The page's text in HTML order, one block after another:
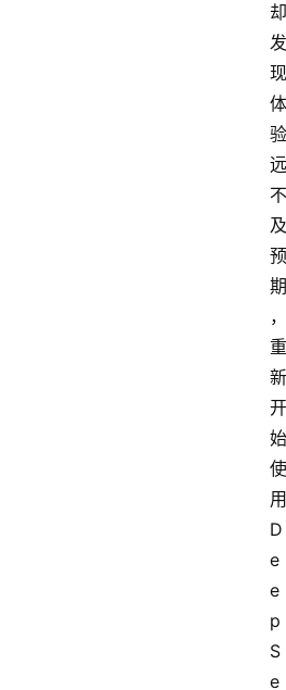
却
发
现
体
验
远
不
及
预
期
，
重
新
开
始
使
用
D
e
e
p
S
e